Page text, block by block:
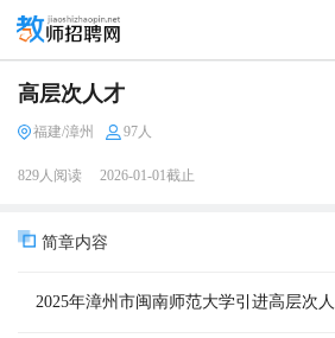
高层次人才
福建/漳州 97人
829人阅读 2026-01-01截止
简章内容
2025年漳州市闽南师范大学引进高层次